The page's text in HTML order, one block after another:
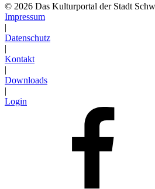
© 2026 Das Kulturportal der Stadt
Impressum
|
Datenschutz
|
Kontakt
|
Downloads
|
Login